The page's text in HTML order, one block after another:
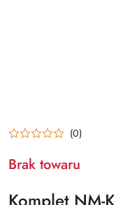
(0)
Brak towaru